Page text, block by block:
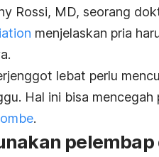
Rossi, MD, seorang
menjelaskan pria
lebat perlu
Hal ini bisa
.